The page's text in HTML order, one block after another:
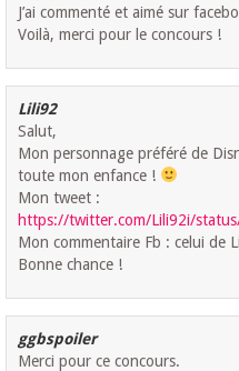
J’ai commenté et aimé sur
Voilà, merci pour le concours !
Lili92
Salut,
Mon personnage préféré de
toute mon enfance !
Mon tweet :
https://twitter.com/Lili92i/
Mon commentaire Fb : celui de
Bonne chance !
ggbspoiler
Merci pour ce concours.